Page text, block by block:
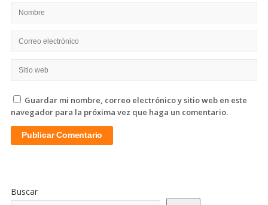
Guardar mi nombre, correo electrónico y sitio web en este
navegador para la próxima vez que haga un comentario.
De
La
Buscar